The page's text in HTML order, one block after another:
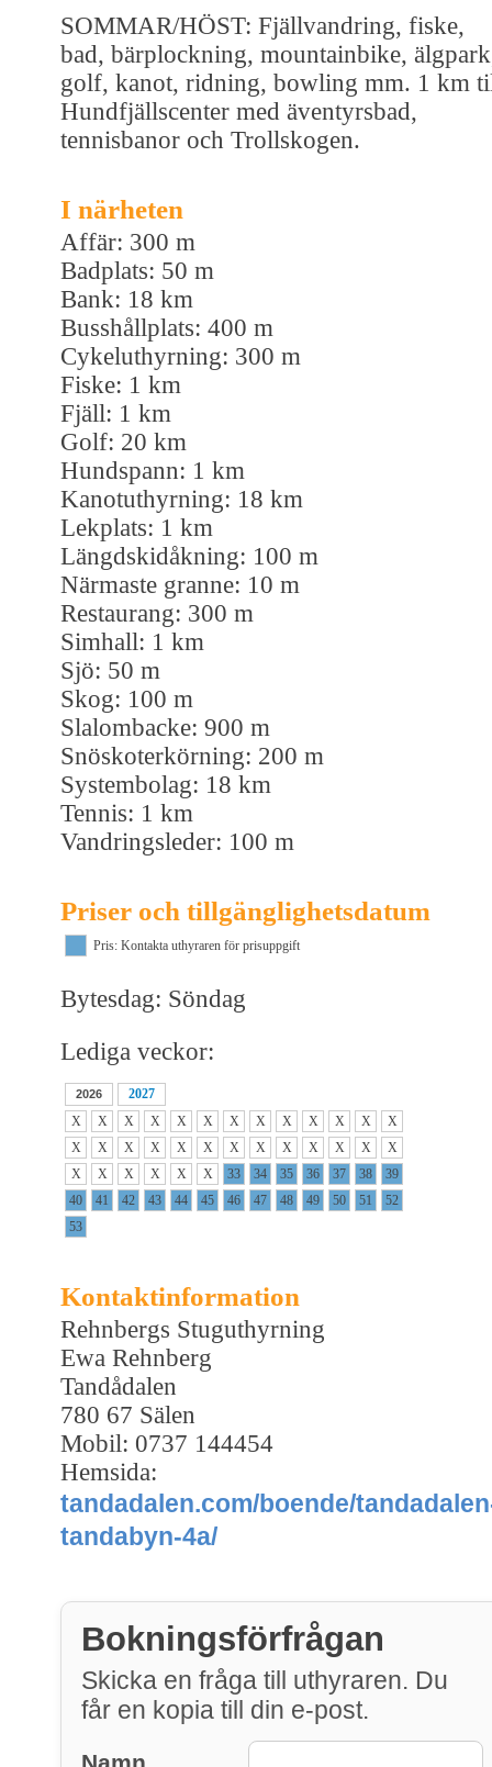
SOMMAR/HÖST: Fjällvandring, fiske,
bad, bärplockning, mountainbike,
golf, kanot, ridning, bowling mm. 1 km
Hundfjällscenter med äventyrsbad,
tennisbanor och Trollskogen.
I närheten
Affär: 300 m
Badplats: 50 m
Bank: 18 km
Busshållplats: 400 m
Cykeluthyrning: 300 m
Fiske: 1 km
Fjäll: 1 km
Golf: 20 km
Hundspann: 1 km
Kanotuthyrning: 18 km
Lekplats: 1 km
Längdskidåkning: 100 m
Närmaste granne: 10 m
Restaurang: 300 m
Simhall: 1 km
Sjö: 50 m
Skog: 100 m
Slalombacke: 900 m
Snöskoterkörning: 200 m
Systembolag: 18 km
Tennis: 1 km
Vandringsleder: 100 m
Priser och tillgänglighetsdatum
Pris: Kontakta uthyraren för prisuppgift
Bytesdag: Söndag
Lediga veckor:
2026
2027
X
X X X X X X X X X X X
X
X
X X X X X X X X X X X
X
X
X X X X X 33 34 35 36 37 38
39
40
41 42 43 44 45 46 47 48 49 50 51
52
53
Kontaktinformation
Rehnbergs Stuguthyrning
Ewa Rehnberg
Tandådalen
780 67 Sälen
Mobil: 0737 144454
Hemsida:
tandadalen.com/boende/
tandabyn-4a/
Bokningsförfrågan
Skicka en fråga till uthyraren. Du
får en kopia till din e-post.
Namn